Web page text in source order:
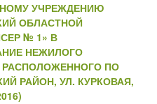
УЧРЕЖДЕНИЮ
ОБЛАСТНОЙ
№ 1» В
НЕЖИЛОГО
ПО
РАЙОН, УЛ. КУРКОВАЯ,